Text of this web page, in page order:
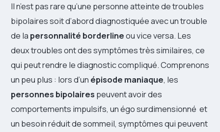
Il n’est pas rare qu’une personne atteinte de troubles
bipolaires soit d’abord diagnostiquée avec un trouble
de la personnalité borderlineou vice versa. Les
deux troubles ont des symptômes très similaires, ce
qui peut rendre le diagnostic compliqué. Comprenons
un peu plus : lors d’un épisode maniaque, les
personnes bipolaires peuvent avoir des
comportements impulsifs, un égo surdimensionné et
un besoin réduit de sommeil, symptômes qui peuvent